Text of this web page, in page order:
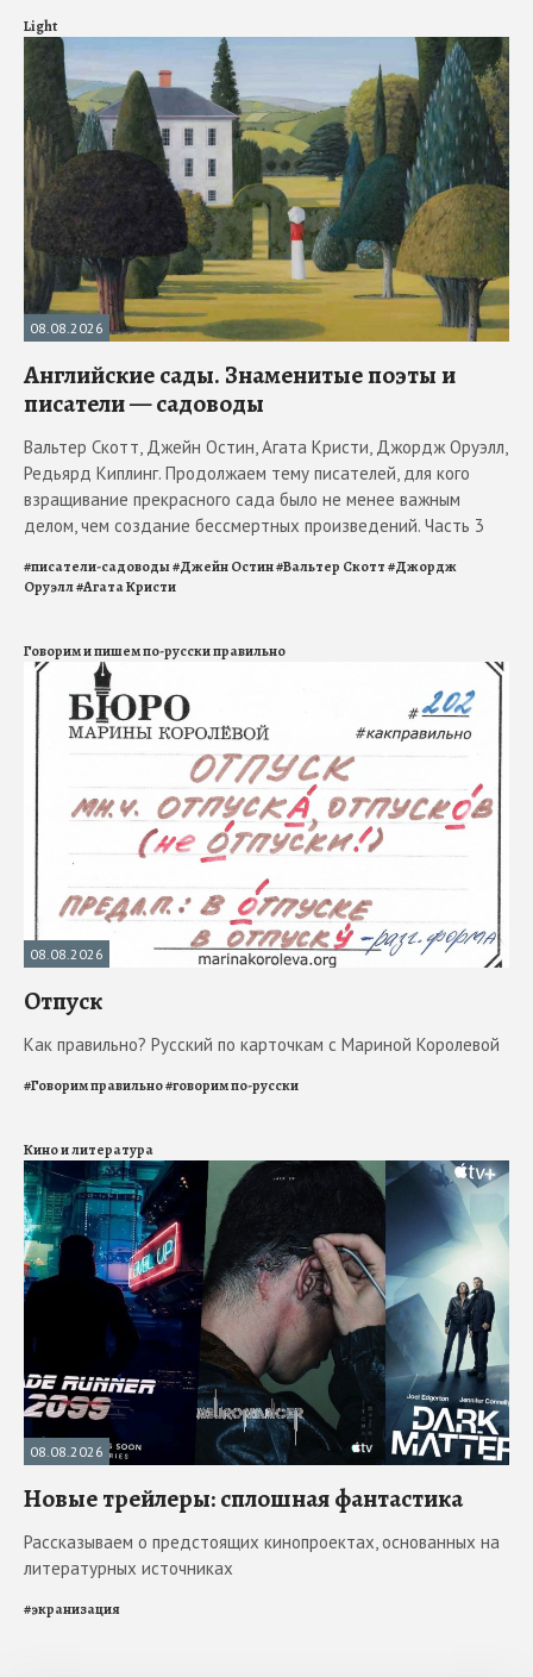
Light
08.08.2026
Английские сады. Знаменитые поэты и
писатели — садоводы
Вальтер Скотт, Джейн Остин, Агата Кристи, Джордж Оруэлл,
Редьярд Киплинг. Продолжаем тему писателей, для кого
взращивание прекрасного сада было не менее важным
делом, чем создание бессмертных произведений. Часть 3
#писатели-садоводы#Джейн Остин#Вальтер Скотт#Джордж
Оруэлл#Агата Кристи
Говорим и пишем по-русски правильно
08.08.2026
Отпуск
Как правильно? Русский по карточкам с Мариной Королевой
#Говорим правильно#говорим по-русски
Кино и литература
08.08.2026
Новые трейлеры: сплошная фантастика
Рассказываем о предстоящих кинопроектах, основанных на
литературных источниках
#экранизация